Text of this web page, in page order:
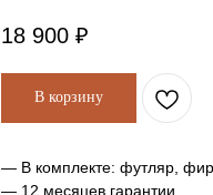
18 900 ₽
В корзину
— В комплекте: футляр,
— 12 месяцев гарантии